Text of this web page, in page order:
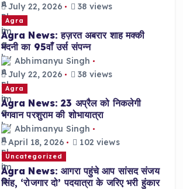
July 22, 2026
38 views
Agra
Agra News: हज़रत अबरार शाह मक्की
मदनी का 95वाँ उर्स संपन्न
Abhimanyu Singh
July 22, 2026
38 views
Agra
Agra News: 23 अप्रैल को निकलेगी
भगवान परशुराम की शोभायात्रा
Abhimanyu Singh
April 18, 2026
102 views
Uncategorized
Agra News: आगरा पहुंचे आप सांसद संजय
सिंह, ‘रोजगार दो’ पदयात्रा के जरिए भरी हुंकार